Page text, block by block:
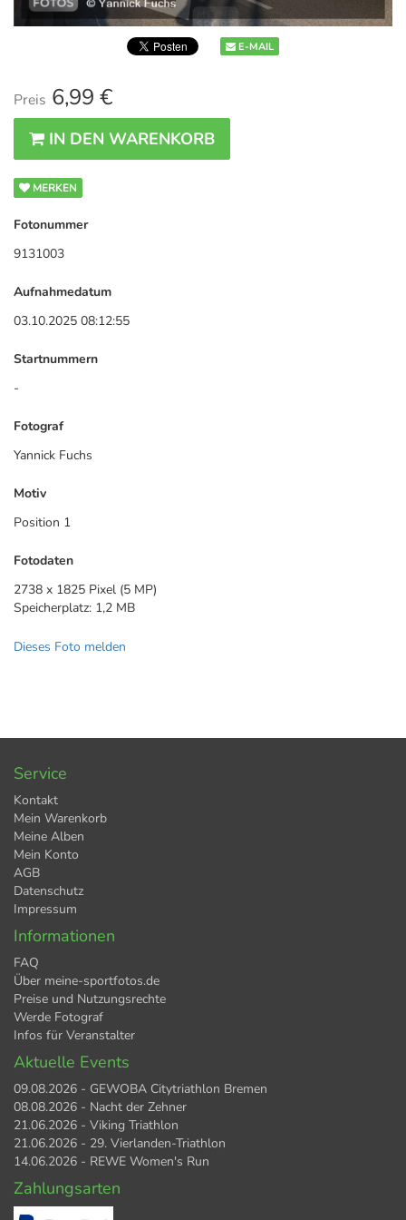
E-MAIL
Preis 6,99 €
IN DEN WARENKORB
MERKEN
Fotonummer
9131003
Aufnahmedatum
03.10.2025 08:12:55
Startnummern
-
Fotograf
Yannick Fuchs
Motiv
Position 1
Fotodaten
2738 x 1825 Pixel (5 MP)
Speicherplatz: 1,2 MB
Dieses Foto melden
Service
Kontakt
Mein Warenkorb
Meine Alben
Mein Konto
AGB
Datenschutz
Impressum
Informationen
FAQ
Über meine-sportfotos.de
Preise und Nutzungsrechte
Werde Fotograf
Infos für Veranstalter
Aktuelle Events
09.08.2026 - GEWOBA Citytriathlon Bremen
08.08.2026 - Nacht der Zehner
21.06.2026 - Viking Triathlon
21.06.2026 - 29. Vierlanden-Triathlon
14.06.2026 - REWE Women's Run
Zahlungsarten